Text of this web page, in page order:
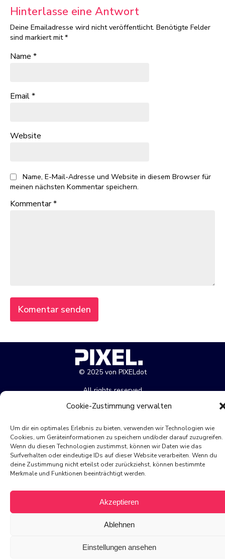
Cookie-Zustimmung verwalten
Um dir ein optimales Erlebnis zu bieten, verwenden wir Technologien wie
Cookies, um Geräteinformationen zu speichern und/oder darauf zuzugreifen.
Wenn du diesen Technologien zustimmst, können wir Daten wie das
Surfverhalten oder eindeutige IDs auf dieser Website verarbeiten. Wenn du
deine Zustimmung nicht erteilst oder zurückziehst, können bestimmte
Merkmale und Funktionen beeinträchtigt werden.
Akzeptieren
Ablehnen
Einstellungen ansehen
Hinterlasse eine Antwort
Deine Emailadresse wird nicht veröffentlicht. Benötigte Felder
sind markiert mit*
Name *
Email*
Website
Name, E-Mail-Adresse und Website in diesem Browser für
meinen nächsten Kommentar speichern.
Kommentar*
© 2025 von PIXELdot
All rights reserved
Impressum Datenschutz Cookie-Richtlinie